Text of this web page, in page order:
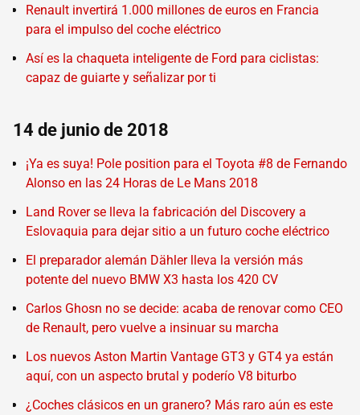
Renault invertirá 1.000 millones de euros en Francia
para el impulso del coche eléctrico
Así es la chaqueta inteligente de Ford para ciclistas:
capaz de guiarte y señalizar por ti
14 de junio de 2018
¡Ya es suya! Pole position para el Toyota #8 de Fernando
Alonso en las 24 Horas de Le Mans 2018
Land Rover se lleva la fabricación del Discovery a
Eslovaquia para dejar sitio a un futuro coche eléctrico
El preparador alemán Dähler lleva la versión más
potente del nuevo BMW X3 hasta los 420 CV
Carlos Ghosn no se decide: acaba de renovar como CEO
de Renault, pero vuelve a insinuar su marcha
Los nuevos Aston Martin Vantage GT3 y GT4 ya están
aquí, con un aspecto brutal y poderío V8 biturbo
¿Coches clásicos en un granero? Más raro aún es este